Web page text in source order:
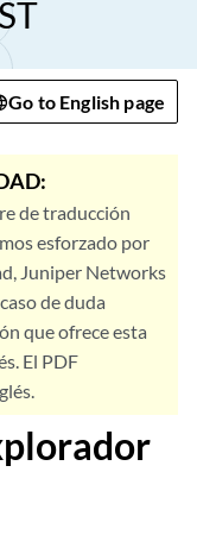
Go to English page
de traducción
esforzado por
Juniper Networks
de duda
que ofrece esta
El PDF